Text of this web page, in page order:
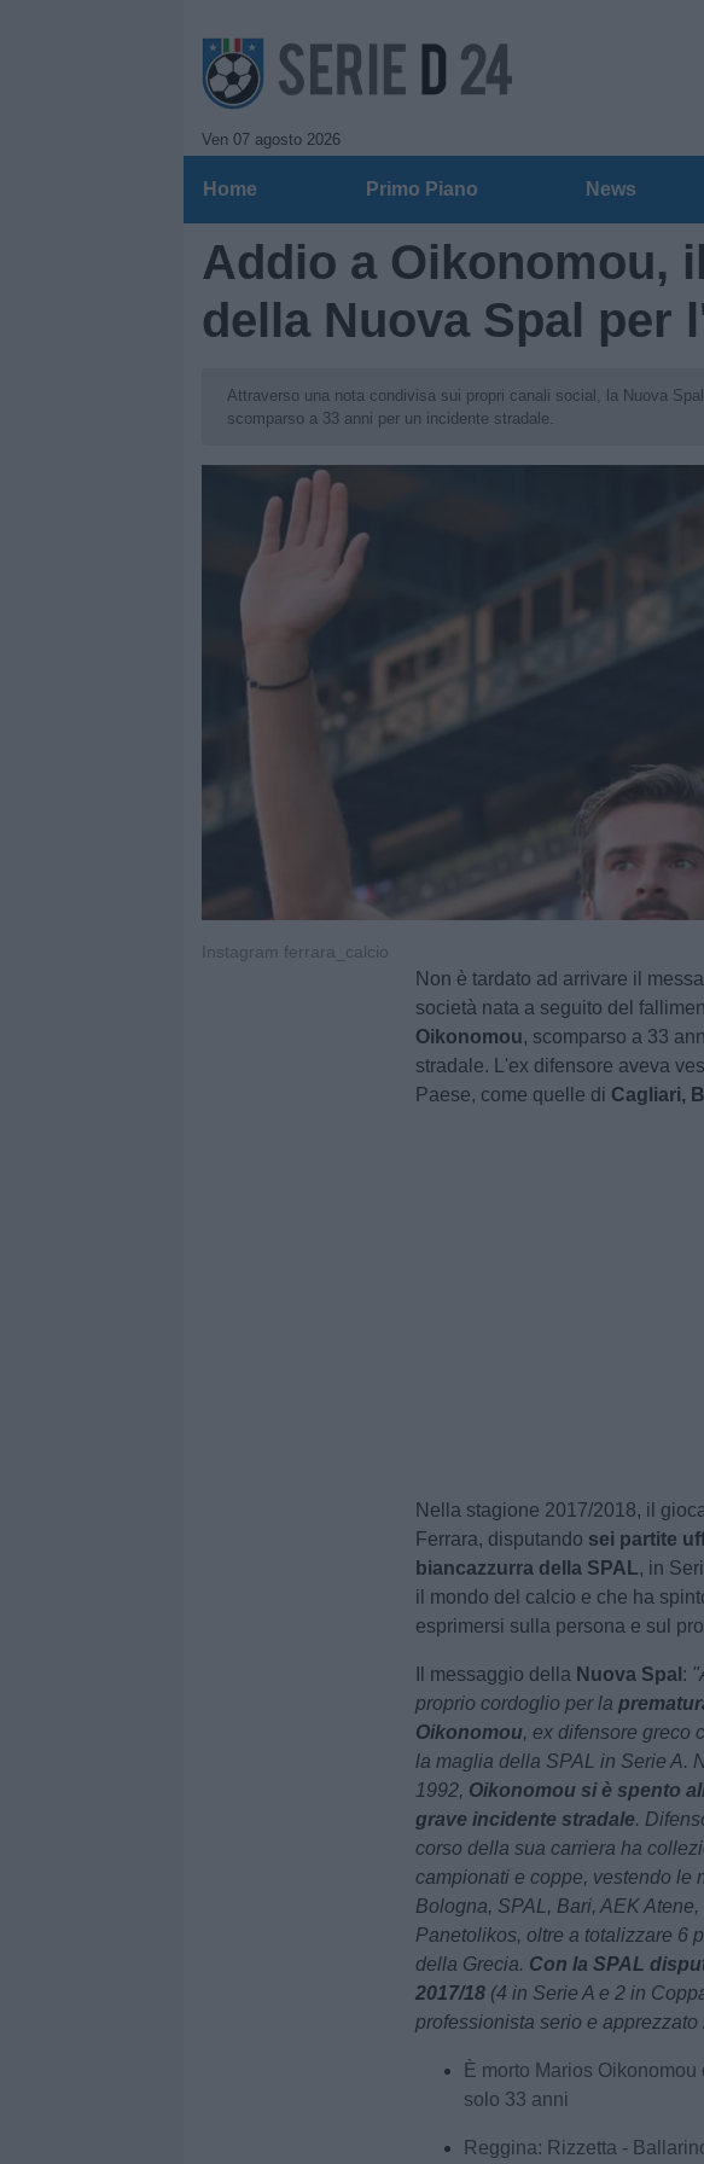
Ven 07 agosto 2026
Home Primo Piano News
Addio a Oikonomou,
della Nuova Spal per
Attraverso una nota condivisa sui propri canali social, la Nuova
scomparso a 33 anni per un incidente stradale.
Instagram ferrara_calcio
Non è tardato ad arrivare il
società nata a seguito del
Oikonomou, scomparso a 33
stradale. L'ex difensore aveva
Paese, come quelle di Cagliari,
Nella stagione 2017/2018, il
Ferrara, disputando sei partite
biancazzurra della SPAL, in
il mondo del calcio e che ha
esprimersi sulla persona e sul
Il messaggio della Nuova Spal :
proprio cordoglio per la
Oikonomou, ex difensore greco
la maglia della SPAL in Serie A.
1992, Oikonomou si è spento
grave incidente stradale.
corso della sua carriera ha
campionati e coppe, vestendo le
Bologna, SPAL, Bari, AEK
Panetolikos, oltre a totalizzare 6
della Grecia. Con la SPAL
2017/18 (4 in Serie A e 2 in
professionista serio e
È morto Marios
solo 33 anni
Reggina: Rizzetta -